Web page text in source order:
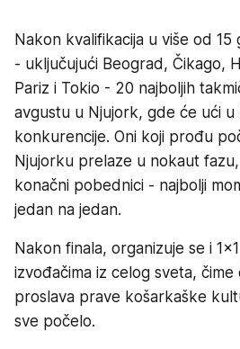
Nakon kvalifikacija u više od 15
- uključujući Beograd, Čikago,
Pariz i Tokio - 20 najboljih
avgustu u Njujork, gde će ući
konkurencije. Oni koji prođu
Njujorku prelaze u nokaut
konačni pobednici - najbolji
jedan na jedan.
Nakon finala, organizuje se i
izvođačima iz celog sveta,
proslava prave košarkaške
sve počelo.